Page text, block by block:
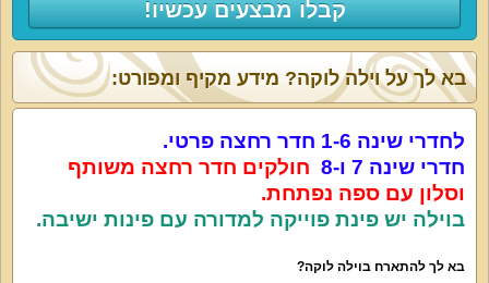
קבלו מבצעים עכשיו!
בא לך על וילה לוקה? מידע מקיף ומפורט:
לחדרי שינה 1-6 חדר רחצה פרטי.
חדרי שינה 7 ו-8
חולקים חדר רחצה משותף
וסלון עם ספה נפתחת.
בוילה יש פינת פוייקה למדורה עם פינות ישיבה.
בא לך להתארח בוילה לוקה?